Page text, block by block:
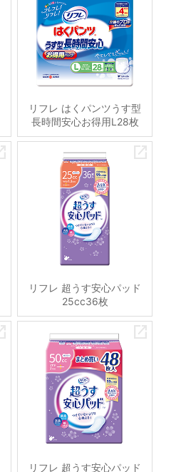
リフレ はくパンツうす型
長時間安心お得用L28枚
リフレ 超うす安心パッド
25cc36枚
リフレ 超うす安心パッド